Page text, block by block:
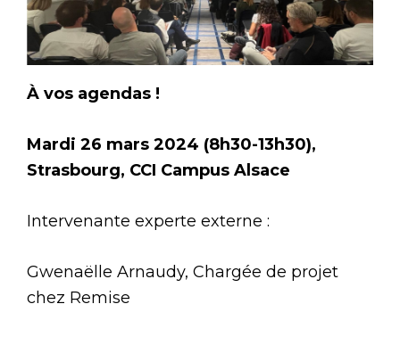
À vos agendas !
Mardi 26 mars 2024 (8h30-13h30),
Strasbourg, CCI Campus Alsace
Intervenante experte externe :
Gwenaëlle Arnaudy, Chargée de projet
chez Remise